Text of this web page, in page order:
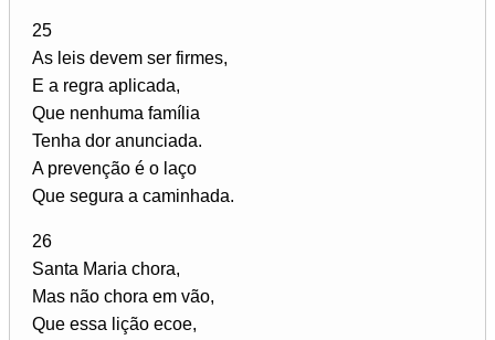
25
As leis devem ser firmes,
E a regra aplicada,
Que nenhuma família
Tenha dor anunciada.
A prevenção é o laço
Que segura a caminhada.
26
Santa Maria chora,
Mas não chora em vão,
Que essa lição ecoe,